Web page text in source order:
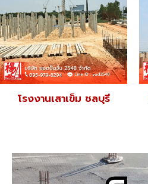
โรงงานเสาเข็ม ชลบุรี